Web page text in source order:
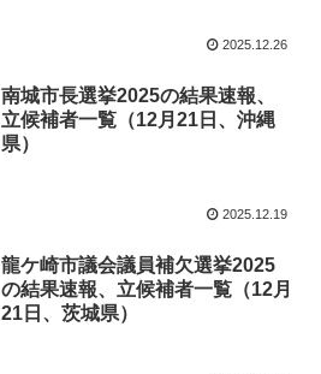
2025.12.26
南城市長選挙2025の結果速報、
立候補者一覧（12月21日、沖縄
県）
2025.12.19
龍ケ崎市議会議員補欠選挙2025
の結果速報、立候補者一覧（12月
21日、茨城県）